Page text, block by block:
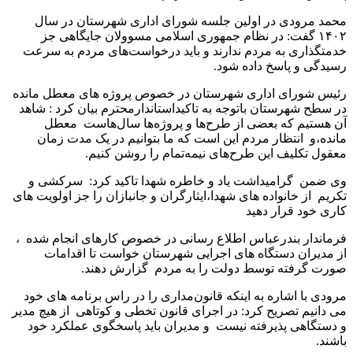
محمد مرودی در اولین جلسه شورای اداری شهرستان در سال
۱۴۰۲ گفت: در نظام جمهوری اسلامی مسوولان جایگاهی جز
خدمتگذاری به مردم ندارند و باید درخواست‌های مردم به سرعت
رسیدگی و پاسخ داده شود.
رئیس شورای اداری شهرستان در خصوص پروژه های معطل مانده
در سطح شهرستان باتوجه به تاكيداستاندارمحترم بیان کرد : شاهد
آن هستیم که بعضی از طرح‌ها و پروژه‌ها سال‌هاست معطل
مانده،و انتظار مردم این است که ما بتوانیم در یک مدت زمان
معقول تکلیف این طرح‌های نیمه‌تمام را روشن کنیم.
وی ضمن گرامیداشت یاد و خاطره شهدا تاکید کرد: سرکشی و
تکریم از خانواده های شهدا،ایثارگران و جانبازان را جز اولویت های
کاری خود قرار دهید
فرماندار بندرعباس اطلاع رسانی در خصوص کارهای انجام شده ،
از مدیران دستگاه های اجرایی شهرستان خواست تا اقدامات
صورت گرفته توسط دولت را به مردم گزارش دهند.
مرودی با اشاره به اینکه قانون‌مداری را در راس برنامه های خود
می دانیم تصریح کرد: در اجرای قانون تخطی و کوتاهی از هیچ مدیر
و دستگاهی پذیرفته نیست و مدیران باید پاسخگوی عملکرد خود
باشند.